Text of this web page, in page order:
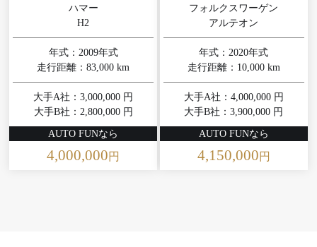
ハマー
H2
年式：2009年式
走行距離：83,000 km
大手A社：3,000,000 円
大手B社：2,800,000 円
AUTO FUNなら
4,000,000円
フォルクスワーゲン
アルテオン
年式：2020年式
走行距離：10,000 km
大手A社：4,000,000 円
大手B社：3,900,000 円
AUTO FUNなら
4,150,000円